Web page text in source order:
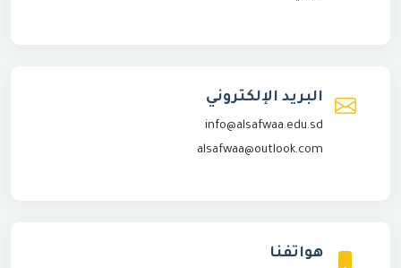
البريد الإلكتروني
info@alsafwaa.edu.sd
alsafwaa@outlook.com
هواتفنا